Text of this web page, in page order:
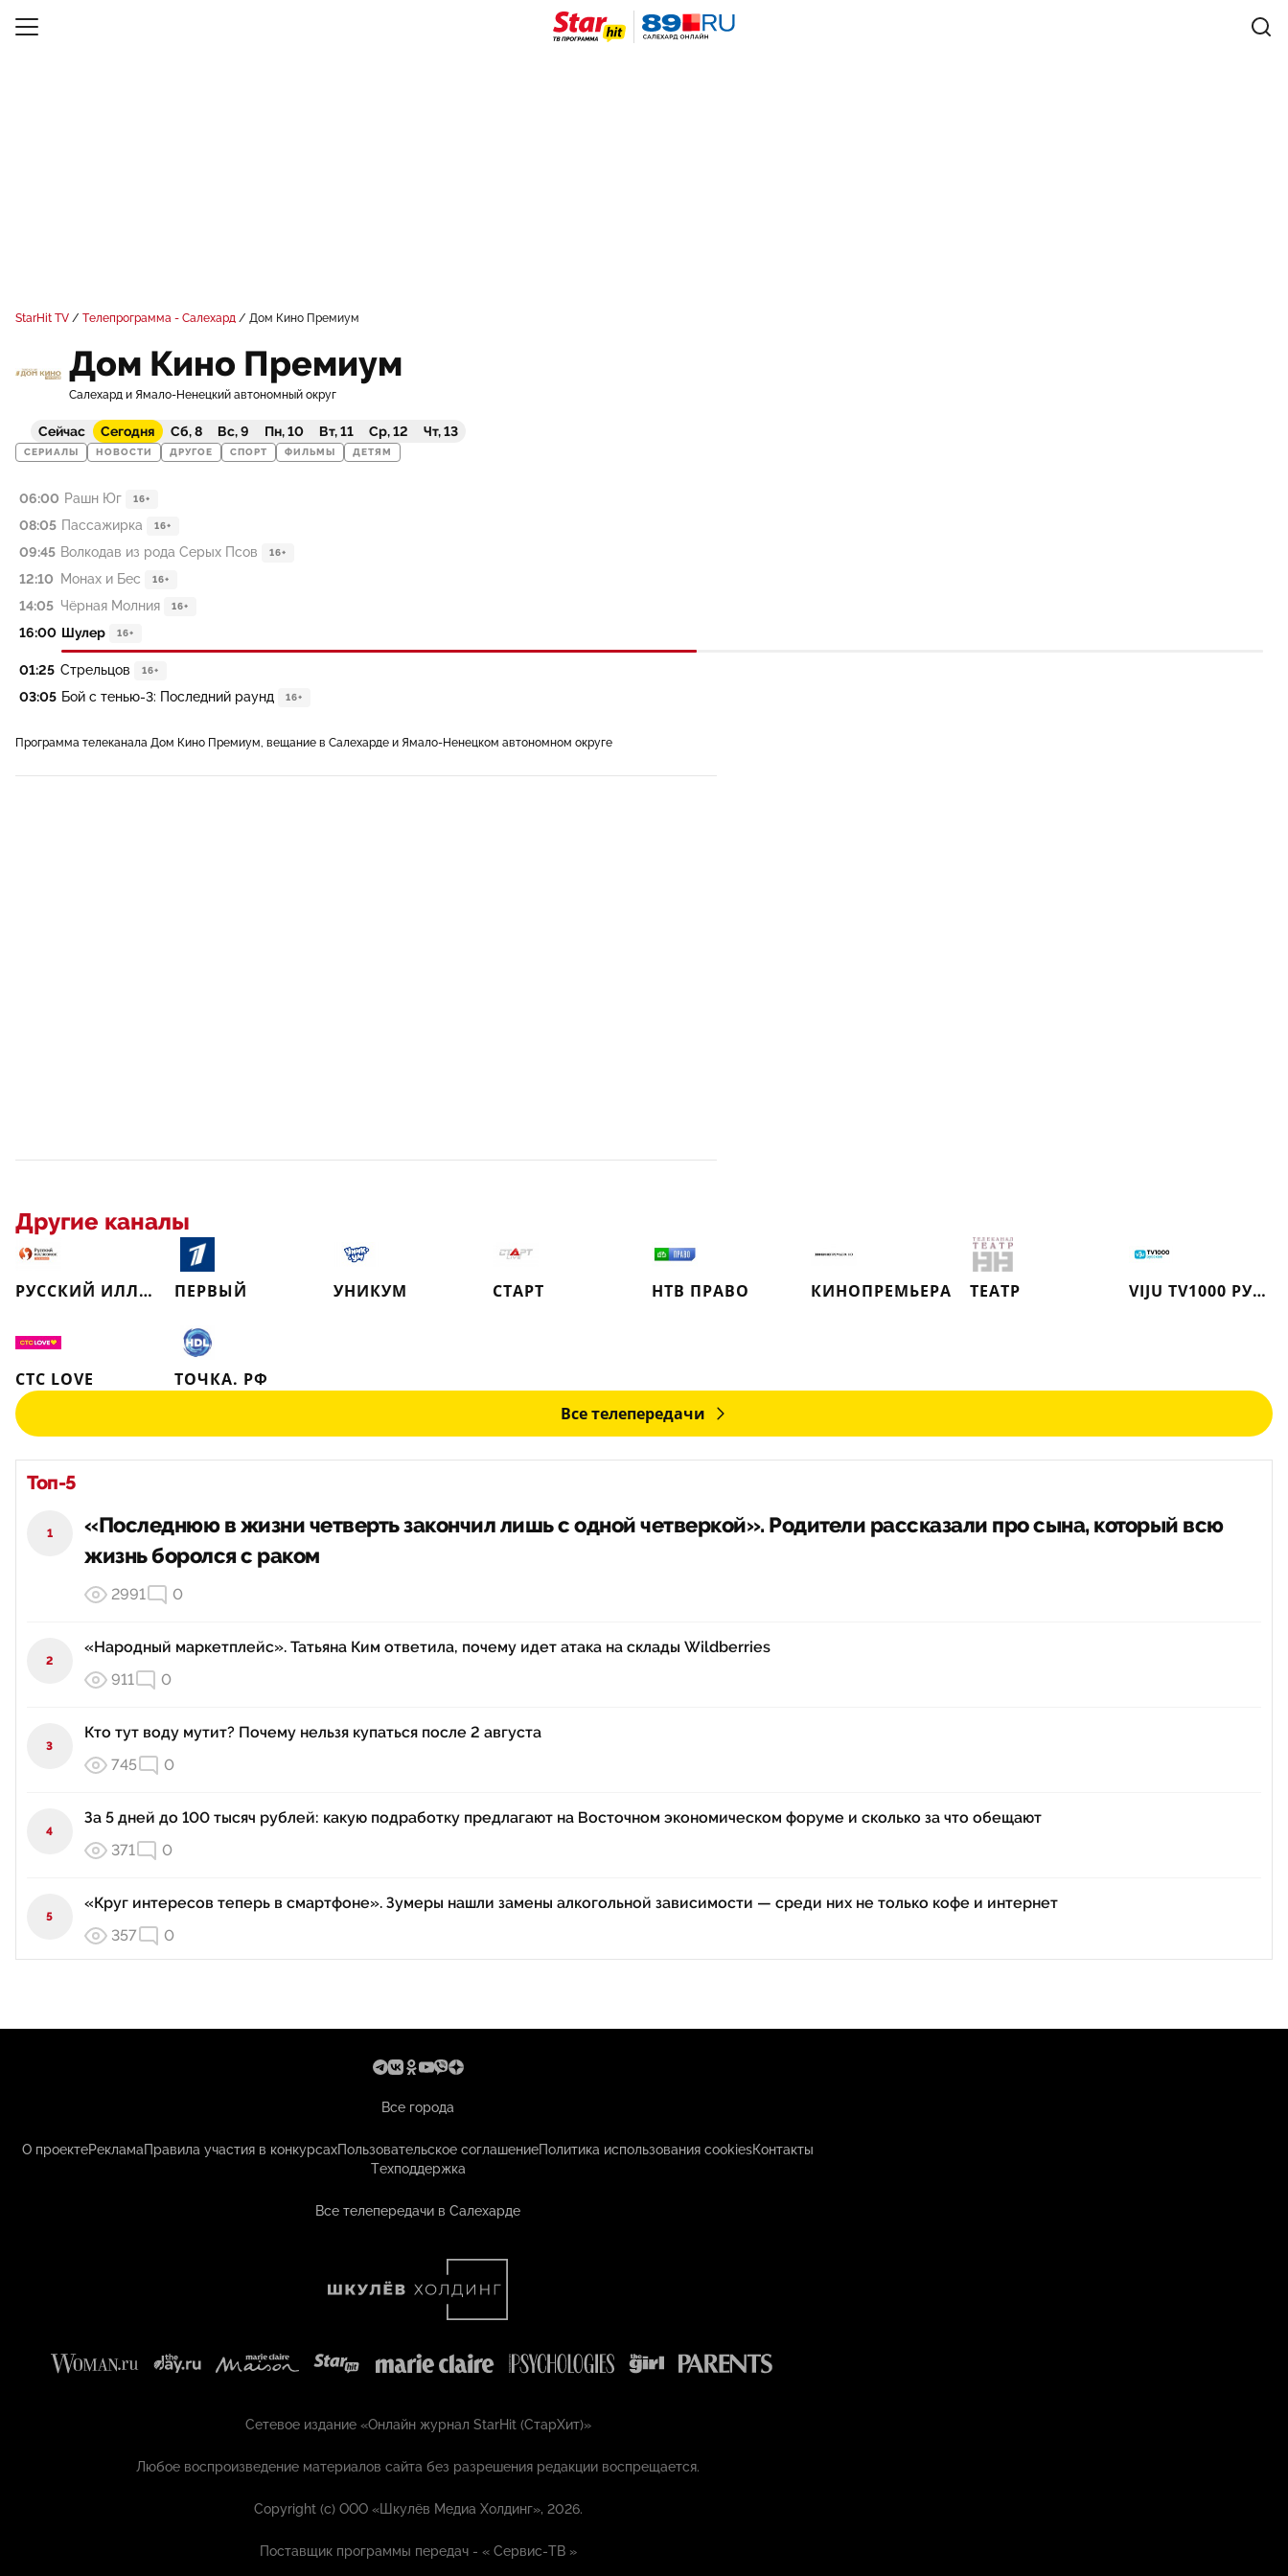
StarHit TV Телепрограмма - Салехард Дом Кино Премиум
Дом Кино Премиум
Салехард и Ямало-Ненецкий автономный округ
Сейчас Сегодня Сб, 8 Вс, 9 Пн, 10 Вт, 11 Ср, 12 Чт, 13
СЕРИАЛЫ НОВОСТИ ДРУГОЕ СПОРТ ФИЛЬМЫ ДЕТЯМ
06:00 Рашн Юг 16+
08:05 Пассажирка 16+
09:45 Волкодав из рода Серых Псов 16+
12:10 Монах и Бес 16+
14:05 Чёрная Молния 16+
16:00 Шулер 16+
01:25 Стрельцов 16+
03:05 Бой с тенью-3: Последний раунд 16+
Программа телеканала Дом Кино Премиум, вещание в Салехарде и Ямало-Ненецком автономном округе
Другие каналы
РУССКИЙ ИЛЛЮЗИОН ПЕРВЫЙ УНИКУМ СТАРТ НТВ ПРАВО КИНОПРЕМЬЕРА ТЕАТР VIJU TV1000 РУССКОЕ
СТС LOVE
ТОЧКА. РФ
Все телепередачи
Топ-5
1
«Последнюю в жизни четверть закончил лишь с одной четверкой». Родители рассказали про сына, который всю
жизнь боролся с раком
2991 0
2
«Народный маркетплейс». Татьяна Ким ответила, почему идет атака на склады Wildberries
911
0
3
Кто тут воду мутит? Почему нельзя купаться после 2 августа
745
0
4
За 5 дней до 100 тысяч рублей: какую подработку предлагают на Восточном экономическом форуме и сколько за что обещают
371
0
5
«Круг интересов теперь в смартфоне». Зумеры нашли замены алкогольной зависимости — среди них не только кофе и интернет
357
0
Все города
О проектеРекламаПравила участия в конкурсахПользовательское соглашениеПолитика использования cookiesКонтакты
Техподдержка
Все телепередачи в Салехарде
Сетевое издание «Онлайн журнал StarHit (СтарХит)»
Любое воспроизведение материалов сайта без разрешения редакции воспрещается.
Copyright (с) ООО «Шкулёв Медиа Холдинг», 2026.
Поставщик программы передач - «Сервис-ТВ »